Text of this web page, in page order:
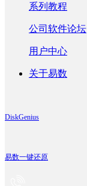
系列教程
公司软件论坛
用户中心
关于易数
DiskGenius
易数一键还原